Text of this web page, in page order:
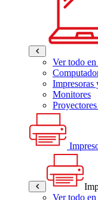
Ver todo
Monitores
Ver todo